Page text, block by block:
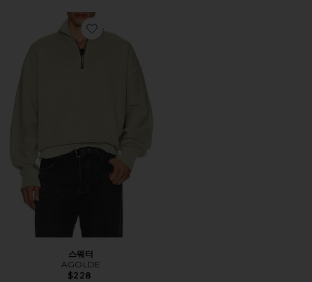
Favorite 스웨터
스웨터
AGOLDE
$228